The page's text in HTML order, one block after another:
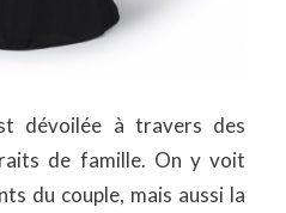
dévoilée à travers des
de famille. On y voit
du couple, mais aussi la